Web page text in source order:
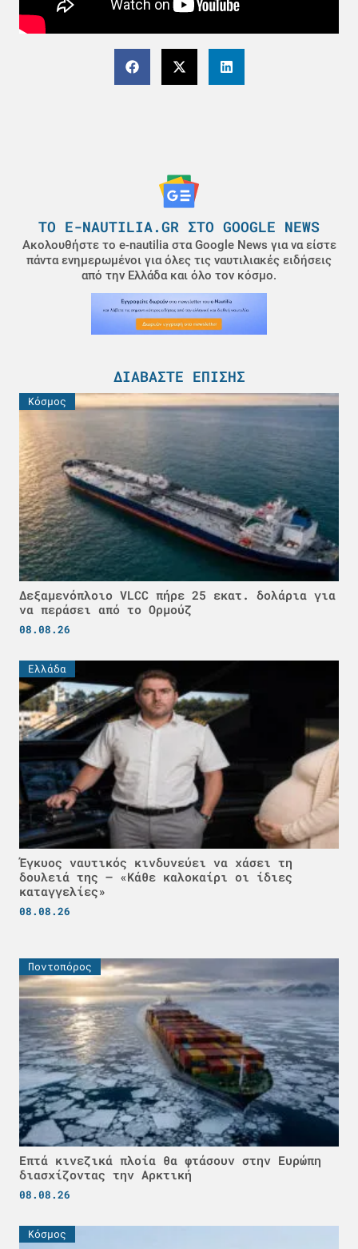
ΤΟ E-NAUTILIA.GR ΣΤΟ GOOGLE NEWS
Ακολουθήστε το e-nautilia στα Google News για να είστε
πάντα ενημερωμένοι για όλες τις ναυτιλιακές ειδήσεις
από την Ελλάδα και όλο τον κόσμο.
ΔΙΑΒΆΣΤΕ ΕΠΊΣΗΣ
Κόσμος
Δεξαμενόπλοιο VLCC πήρε 25 εκατ. δολάρια για
να περάσει από το Ορμούζ
08.08.26
Ελλάδα
Έγκυος ναυτικός κινδυνεύει να χάσει τη
δουλειά της – «Κάθε καλοκαίρι οι ίδιες
καταγγελίες»
08.08.26
Ποντοπόρος
Επτά κινεζικά πλοία θα φτάσουν στην Ευρώπη
διασχίζοντας την Αρκτική
08.08.26
Κόσμος